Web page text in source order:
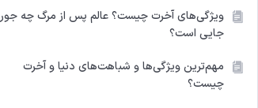
ویژگی‌های آخرت چیست؟ عالم پس از مرگ چه جور
جایی است؟
مهم‌ترین ویژگی‌ها و شباهت‌های دنیا و آخرت
چیست؟